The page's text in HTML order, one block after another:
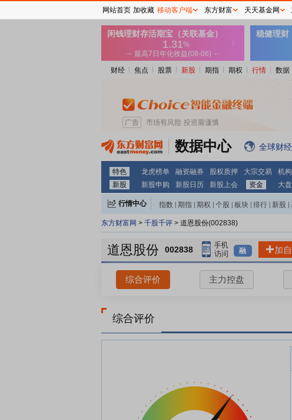
财经 焦点 股票 新股 期指 期权 行情 数据
数据中心 全球财
特色 龙虎榜单 融资融券 股权质押 大宗交易 机
新股
新股申购 新股日历 新股上会 资金 大
行情中心 指数 期指 期权 个股 板块 排行 新股
东方财富网 > 千股千评 > 道恩股份(002838)
道恩股份 002838 融 加
综合评价 主力控盘
综合评价
网站首页 加收藏 移动客户端 东方财富 天天基金网